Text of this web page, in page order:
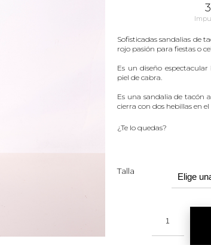
Sofisticadas sandalias de
rojo pasión para fiestas o
Es un diseño
piel de cabra.
Es una sandalia de tacón
cierra con dos hebillas en
¿Te lo quedas?
Talla